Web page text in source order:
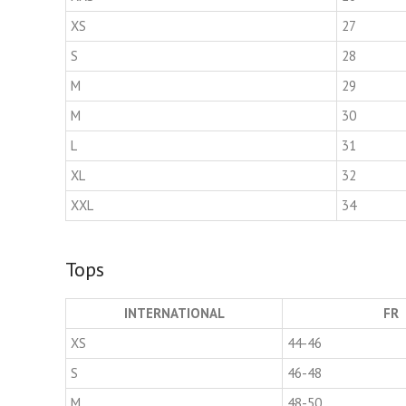
XS
27
S
28
M
29
M
30
L
31
XL
32
XXL
34
Tops
INTERNATIONAL
FR
XS
44-46
S
46-48